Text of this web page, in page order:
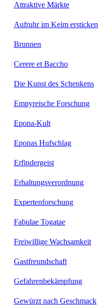
Attraktive Märkte
Aufruhr im Keim ersticken
Brunnen
Cerere et Baccho
Die Kunst des Schenkens
Empyreische Forschung
Epona-Kult
Eponas Hufschlag
Erfindergeist
Erhaltungsverordnung
Expertenforschung
Fabulae Togatae
Freiwillige Wachsamkeit
Gastfreundschaft
Gefahrenbekämpfung
Gewürzt nach Geschmack